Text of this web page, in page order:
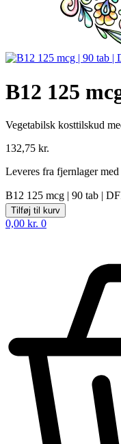
B12 125
Vegetabilsk kosttilskud
132,75 kr.
Leveres fra fjernlager
B12 125 mcg | 90 tab |
Tilføj til kurv
0,00 kr. 0